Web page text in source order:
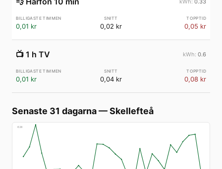
0,01 kr 0,02 kr 0,05 kr
📺 1 h TV 0.6
0,01 kr 0,04 kr 0,08 kr
Senaste 31 dagarna—Skellefteå
€28